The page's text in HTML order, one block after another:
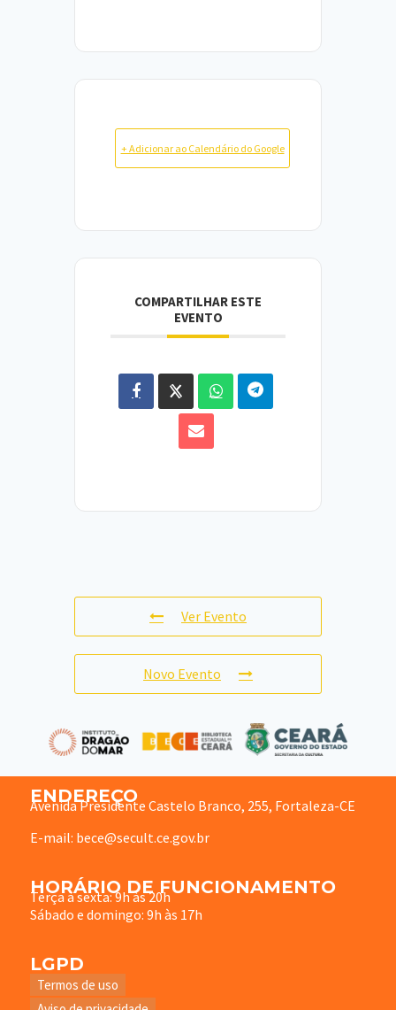
+ Adicionar ao Calendário do Google
COMPARTILHAR ESTE
EVENTO
Ver Evento
Novo Evento
ENDEREÇO
Avenida Presidente Castelo Branco, 255, Fortaleza-CE
E-mail: bece@secult.ce.gov.br
HORÁRIO DE FUNCIONAMENTO
Terça à sexta: 9h às 20h
Sábado e domingo: 9h às 17h
LGPD
Termos de uso